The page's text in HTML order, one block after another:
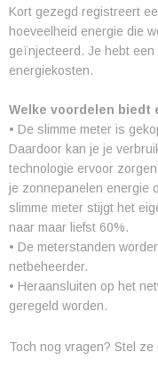
Kort gezegd registreert
hoeveelheid energie die
geïnjecteerd. Je hebt
energiekosten.
Welke voordelen biedt
• De slimme meter is
Daardoor kan je je
technologie ervoor
je zonnepanelen energie
slimme meter stijgt het
naar maar liefst 60%.
• De meterstanden
netbeheerder.
• Heraansluiten op het
geregeld worden.
Toch nog vragen? Stel